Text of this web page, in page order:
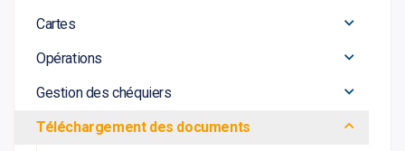
Cartes
Opérations
Gestion des chéquiers
Téléchargement des documents